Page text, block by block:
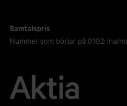
Samtalspris
Nummer som börjar på 0102: lna/